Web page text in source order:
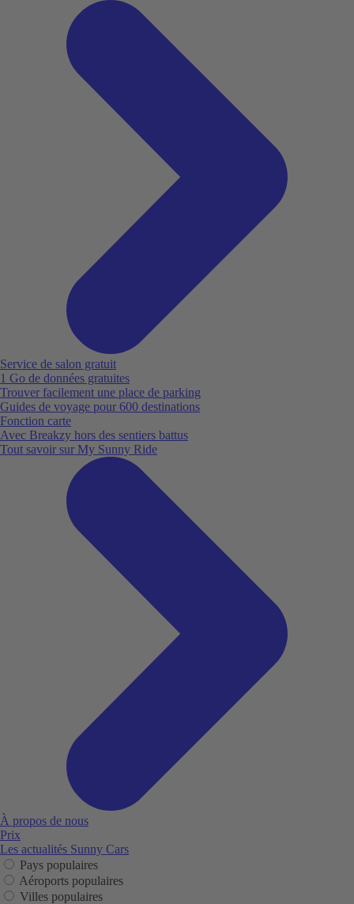
Service de salon gratuit
1 Go de données gratuites
Trouver facilement une place de parking
Guides de voyage pour 600 destinations
Fonction carte
Avec Breakzy hors des sentiers battus
Tout savoir sur My Sunny Ride
À propos de nous
Prix
Les actualités Sunny Cars
Pays populaires
Aéroports populaires
Villes populaires